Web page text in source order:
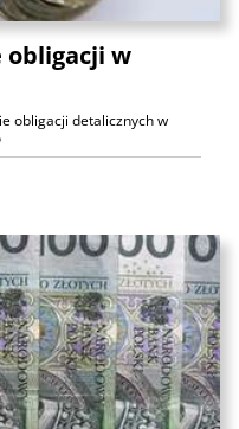
obligacji w
obligacji detalicznych w